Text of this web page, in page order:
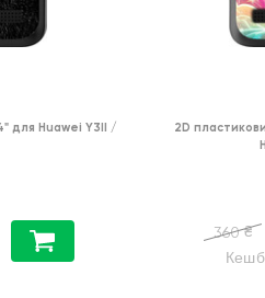
для Huawei Y3II /
2D
360 ₴